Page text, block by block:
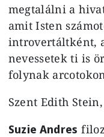
megtalálni a
amit Isten
introvertáltként,
nevessetek ti is
folynak
Szent Edith
Suzie Andres